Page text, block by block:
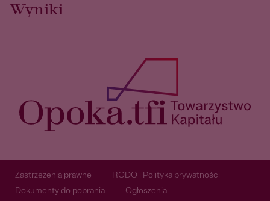
Wyniki
Zastrzeżenia prawne
RODO i Polityka prywatności
Dokumenty do pobrania
Ogłoszenia